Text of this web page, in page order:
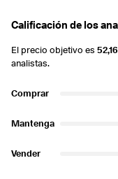
Calificación de los
El precio objetivo es
analistas.
Comprar
Mantenga
Vender